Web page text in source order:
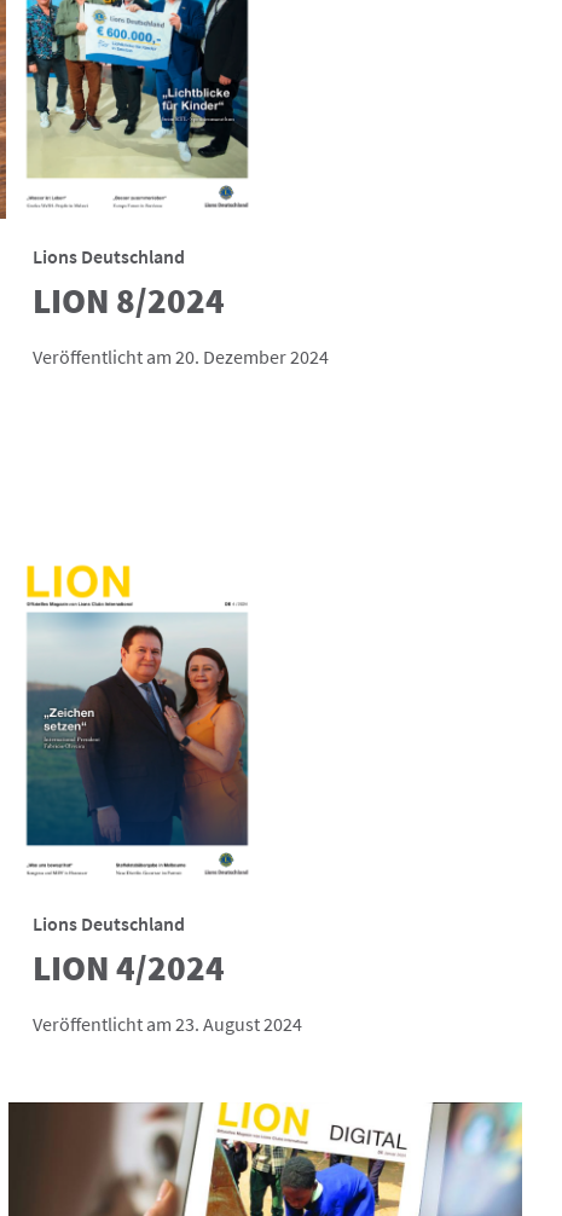
Lions Deutschland
LION 8/2024
Veröffentlicht am 20. Dezember 2024
Lions Deutschland
LION 4/2024
Veröffentlicht am 23. August 2024